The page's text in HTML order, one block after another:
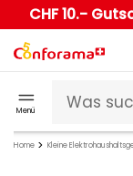
CHF 10.-
Menü
Home Kleine